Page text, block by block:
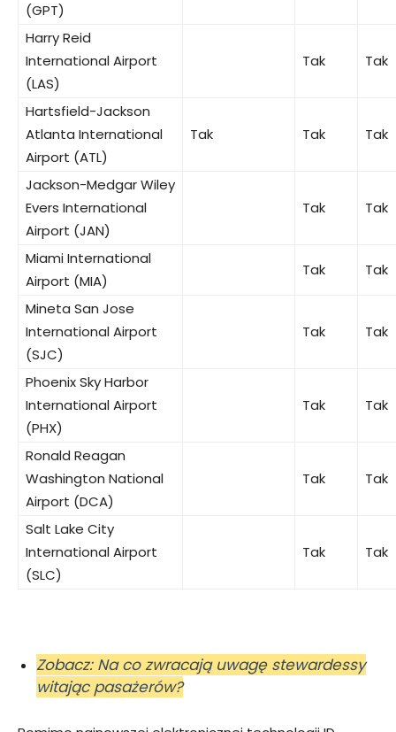
(GPT)
Harry Reid
International Airport
(LAS)
Tak Tak
Hartsfield-Jackson
Atlanta International
Airport (ATL)
Tak Tak Tak
Jackson-Medgar Wiley
Evers International
Airport (JAN)
Tak Tak
Miami International
Airport (MIA)
Tak Tak
Mineta San Jose
International Airport
(SJC)
Tak Tak
Phoenix Sky Harbor
International Airport
(PHX)
Tak Tak
Ronald Reagan
Washington National
Airport (DCA)
Tak Tak
Salt Lake City
International Airport
(SLC)
Tak Tak
Zobacz: Na co zwracają uwagę stewardessy
witając pasażerów?